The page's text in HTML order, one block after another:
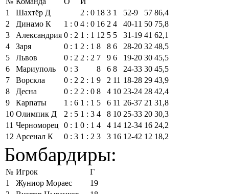
1
Шахтёр Д 2 : 0 18 3 1 52‑9 57 86,4
2
Динамо К 1 : 0 4 : 0 16 2 4 40‑11 50 75,8
3
Александрия 0 : 2 1 : 1 12 5 5 31‑19 41 62,1
4
Заря 0 : 1 2 : 1 8 8 6 28‑20 32 48,5
5
Львов 0 : 2 2 : 2 7 9 6 19‑20 30 45,5
6
Мариуполь 0 : 3 8 6 8 24‑33 30 45,5
7
Ворскла 0 : 2 2 : 1 9 2 11 18‑28 29 43,9
8
Десна 0 : 2 2 : 0 8 4 10 23‑24 28 42,4
9
Карпаты 1 : 6 1 : 1 5 6 11 26‑37 21 31,8
10 Олимпик Д 2 : 5 1 : 3 4 8 10 25‑33 20 30,3
11 Черноморец 0 : 1 0 : 1 4 4 14 12‑34 16 24,2
12 Арсенал К 0 : 3 1 : 2 3 3 16 12‑42 12 18,2
Бомбардиры:
№ Игрок
Г
1
Жуниор Мораес
19